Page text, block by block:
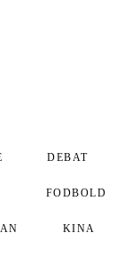
DEBAT
FODBOLD
KINA